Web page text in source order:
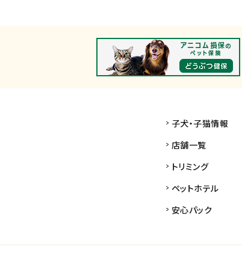
子犬・子猫情報
店舗一覧
トリミング
ペットホテル
安心パック